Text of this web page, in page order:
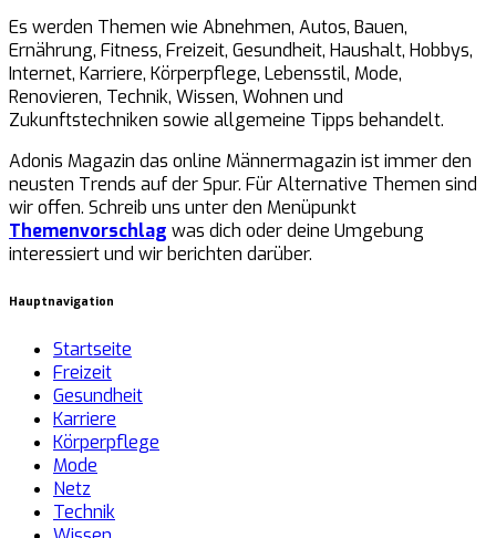
Es werden Themen wie Abnehmen, Autos, Bauen,
Ernährung, Fitness, Freizeit, Gesundheit, Haushalt, Hobbys,
Internet, Karriere, Körperpflege, Lebensstil, Mode,
Renovieren, Technik, Wissen, Wohnen und
Zukunftstechniken sowie allgemeine Tipps behandelt.
Adonis Magazin das online Männermagazin ist immer den
neusten Trends auf der Spur. Für Alternative Themen sind
wir offen. Schreib uns unter den Menüpunkt
Themenvorschlag was dich oder deine Umgebung
interessiert und wir berichten darüber.
Hauptnavigation
Startseite
Freizeit
Gesundheit
Karriere
Körperpflege
Mode
Netz
Technik